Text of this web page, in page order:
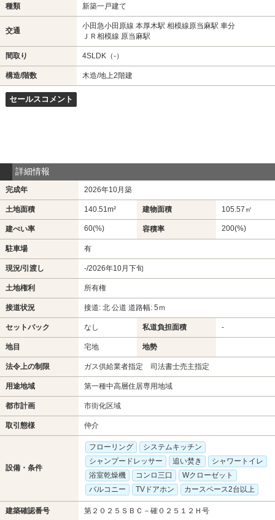
種類 新築一戸建て
交通
小田急小田原線 本厚木駅 相模線原当麻駅 車分
ＪＲ相模線 原当麻駅
間取り 4SLDK（-）
構造/階数 木造/地上2階建
セールスコメント
詳細情報
完成年 2026年10月築
土地面積 140.51m² 建物面積 105.57㎡
建ぺい率 60(%) 容積率 200(%)
駐車場 有
現況/引渡し -/2026年10月下旬
土地権利 所有権
接道状況 接道: 北 公道 道路幅: 5ｍ
セットバック なし 私道負担面積 -
地目 宅地 地勢
法令上の制限 ガス供給業者指定 司法書士売主指定
用途地域 第一種中高層住居専用地域
都市計画 市街化区域
取引態様 仲介
設備・条件
フローリング
システムキッチン
シャンプードレッサー
追い焚き
シャワートイレ
浴室乾燥機
コンロ三口
Wクローゼット
バルコニー
TVドアホン カースペース2台以上
建築確認番号 第２０２５ＳＢＣ－確０２５１２Ｈ号